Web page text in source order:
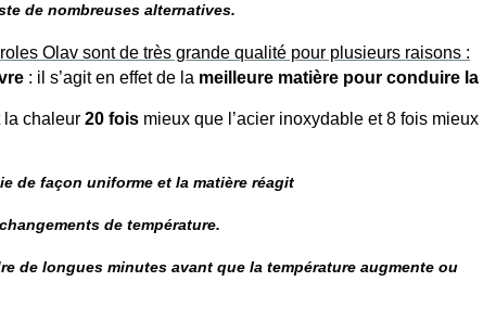
de nombreuses alternatives.
Olav sont de très grande qualité pour plusieurs raisons :
: il s’agit en effet de la meilleure matière pour conduire la
la chaleur 20 fois mieux que l’acier inoxydable et 8 fois mieux
de façon uniforme et la matière réagit
de température.
de longues minutes avant que la température augmente ou